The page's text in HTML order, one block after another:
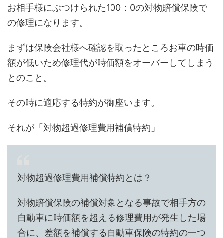
お相手様にぶつけられた100：0の対物賠償保険で
の修理になります。
まずは保険会社様へ確認を取ったところお車の時価
額が低いため修理代が時価額をオーバーしてしまう
とのこと。
その時に適応する特約が御座います。
それが「対物超過修理費用補償特約」
対物超過修理費用補償特約とは？
対物賠償保険の補償対象となる事故で相手方の
自動車に時価額を超える修理費用が発生した場
合に、差額を補償する自動車保険の特約の一つ